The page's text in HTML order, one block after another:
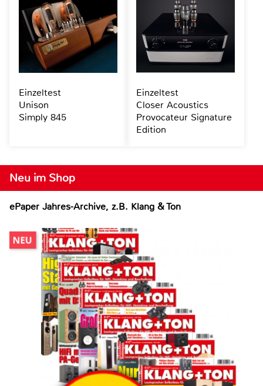
Neu im Shop
ePaper Jahres-Archive, z.B. Klang & Ton
Einzeltest
Unison
Simply 845
Einzeltest
Closer Acoustics
Provocateur Signature
Edition